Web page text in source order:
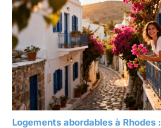
Logements abordables à Rhodes